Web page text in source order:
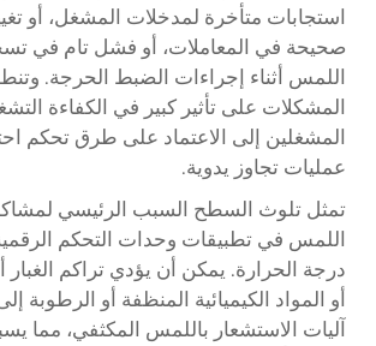
استجابات متأخرة لمدخلات المشغل، أو
صحيحة في المعاملات، أو فشل تام في
اللمس أثناء إجراءات الضبط الحرجة.
المشكلات على تأثير كبير في الكفاءة
المشغلين إلى الاعتماد على طرق تحكم
عمليات تجاوز يدوية.
تمثل تلوث السطح السبب الرئيسي
اللمس في تطبيقات وحدات التحكم
درجة الحرارة. يمكن أن يؤدي تراكم الغبار
أو المواد الكيميائية المنظفة أو الرطوبة
آليات الاستشعار باللمس المكثفي، مما